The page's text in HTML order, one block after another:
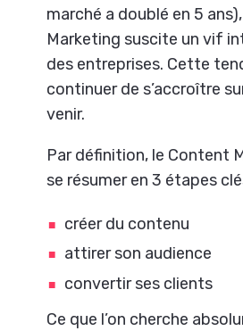
marché a doublé en 5
Marketing suscite un vif
des entreprises. Cette
continuer de s’accroître
venir.
Par définition, le Content
se résumer en 3 étapes
créer du contenu
attirer son audience
convertir ses clients
Ce que l’on cherche